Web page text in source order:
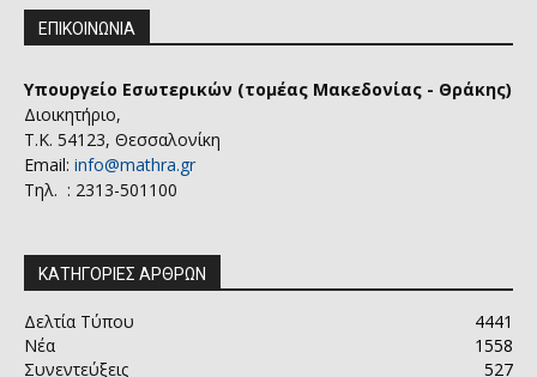
ΕΠΙΚΟΙΝΩΝΙΑ
Υπουργείο Εσωτερικών (τομέας Μακεδονίας - Θράκης)
Διοικητήριο,
Τ.Κ. 54123, Θεσσαλονίκη
Email: info@mathra.gr
Τηλ. : 2313-501100
ΚΑΤΗΓΟΡΙΕΣ ΑΡΘΡΩΝ
Δελτία Τύπου
4441
Νέα
1558
Συνεντεύξεις
527